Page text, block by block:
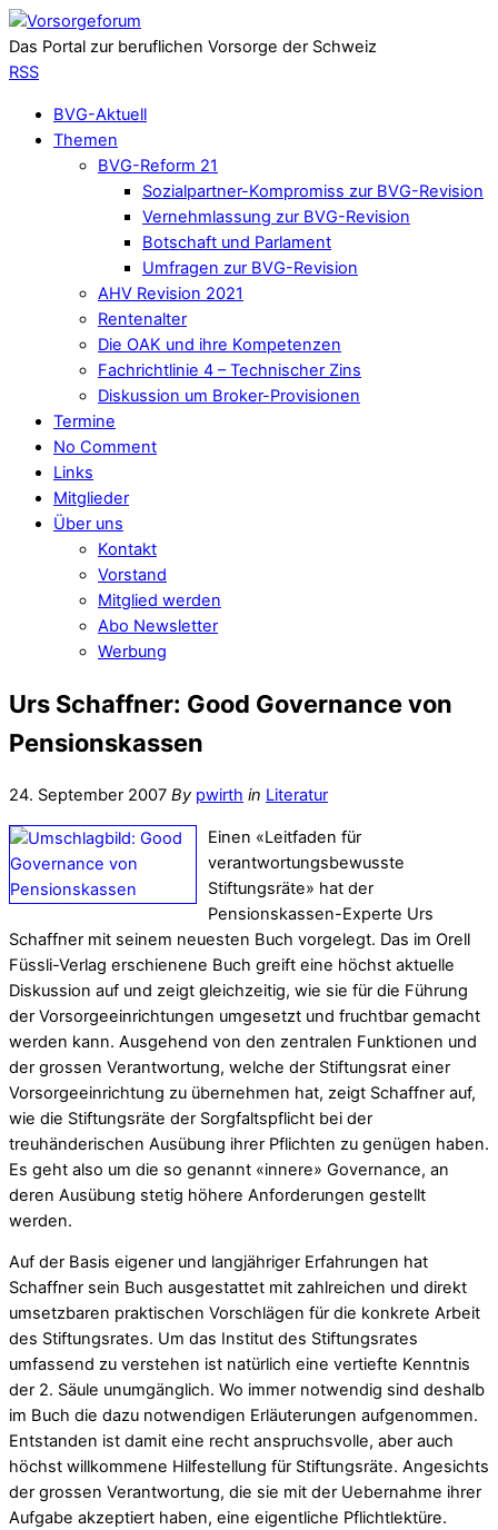
Das Portal zur beruflichen Vorsorge der Schweiz
RSS
BVG-Aktuell
Themen
BVG-Reform 21
Sozialpartner-Kompromiss zur BVG-Revision
Vernehmlassung zur BVG-Revision
Botschaft und Parlament
Umfragen zur BVG-Revision
AHV Revision 2021
Rentenalter
Die OAK und ihre Kompetenzen
Fachrichtlinie 4 – Technischer Zins
Diskussion um Broker-Provisionen
Termine
No Comment
Links
Mitglieder
Über uns
Kontakt
Vorstand
Mitglied werden
Abo Newsletter
Werbung
Urs Schaffner: Good Governance von
Pensionskassen
24. September 2007 By pwirth in Literatur
Einen «Leitfaden für
verantwortungsbewusste
Stiftungsräte» hat der
Pensionskassen-Experte Urs
Schaffner mit seinem neuesten Buch vorgelegt. Das im Orell
Füssli-Verlag erschienene Buch greift eine höchst aktuelle
Diskussion auf und zeigt gleichzeitig, wie sie für die Führung
der Vorsorgeeinrichtungen umgesetzt und fruchtbar gemacht
werden kann. Ausgehend von den zentralen Funktionen und
der grossen Verantwortung, welche der Stiftungsrat einer
Vorsorgeeinrichtung zu übernehmen hat, zeigt Schaffner auf,
wie die Stiftungsräte der Sorgfaltspflicht bei der
treuhänderischen Ausübung ihrer Pflichten zu genügen haben.
Es geht also um die so genannt «innere» Governance, an
deren Ausübung stetig höhere Anforderungen gestellt
werden.
Auf der Basis eigener und langjähriger Erfahrungen hat
Schaffner sein Buch ausgestattet mit zahlreichen und direkt
umsetzbaren praktischen Vorschlägen für die konkrete Arbeit
des Stiftungsrates. Um das Institut des Stiftungsrates
umfassend zu verstehen ist natürlich eine vertiefte Kenntnis
der 2. Säule unumgänglich. Wo immer notwendig sind deshalb
im Buch die dazu notwendigen Erläuterungen aufgenommen.
Entstanden ist damit eine recht anspruchsvolle, aber auch
höchst willkommene Hilfestellung für Stiftungsräte. Angesichts
der grossen Verantwortung, die sie mit der Uebernahme ihrer
Aufgabe akzeptiert haben, eine eigentliche Pflichtlektüre.